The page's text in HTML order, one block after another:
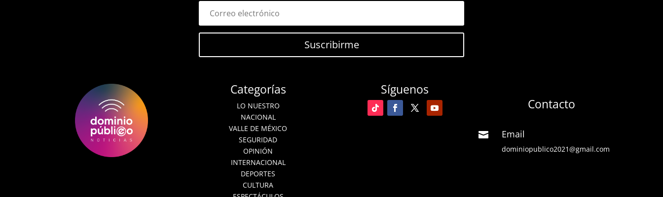
Suscribirme
Categorías
LO NUESTRO
NACIONAL
VALLE DE MÉXICO
SEGURIDAD
OPINIÓN
INTERNACIONAL
DEPORTES
CULTURA
Síguenos
Contacto
 Email
dominiopublico2021@gmail.com